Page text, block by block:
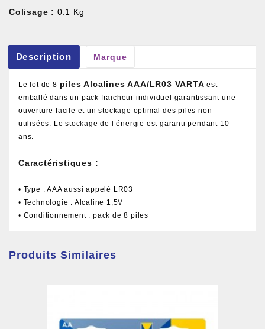
Colisage : 0.1 Kg
Description Marque
Le lot de 8 piles Alcalines AAA/LR03 VARTA est
emballé dans un pack fraicheur individuel garantissant une
ouverture facile et un stockage optimal des piles non
utilisées. Le stockage de l’énergie est garanti pendant 10
ans.
Caractéristiques :
• Type : AAA aussi appelé LR03
• Technologie : Alcaline 1,5V
• Conditionnement : pack de 8 piles
Produits Similaires